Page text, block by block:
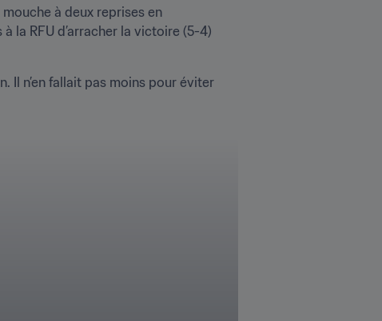
à deux reprises en
la RFU d’arracher la victoire (5-4)
Il n’en fallait pas moins pour éviter